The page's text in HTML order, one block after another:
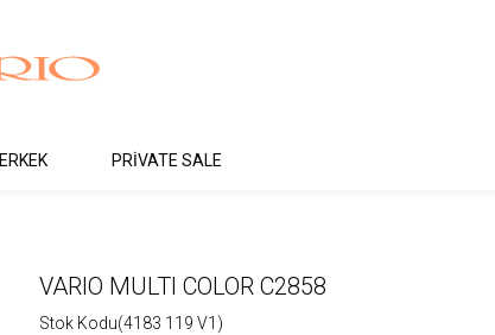
ERKEK PRİVATE SALE
VARIO MULTI COLOR C2858
Stok Kodu(4183 119 V1)